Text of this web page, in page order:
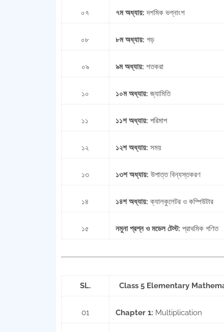
০৭ ৭ম অধ্যায়: দশমিক ভগ্নাংশ
০৮ ৮ম অধ্যায়: গড়
০৯ ৯ম অধ্যায়: শতকরা
১০ ১০ম অধ্যায়: জ্যামিতি
১১ ১১শ অধ্যায়: পরিমাপ
১২ ১২শ অধ্যায়: সময়
১৩ ১৩শ অধ্যায়: উপাত্ত বিন্যস্তকরণ
১৪ ১৪শ অধ্যায়: ক্যালকুলেটর ও কম্পিউটার
১৫ নমুনা প্রশ্ন ও মডেল টেস্ট: প্রাথমিক গণিত
SL. Class 5 Elementary
01 Chapter 1: Multiplication